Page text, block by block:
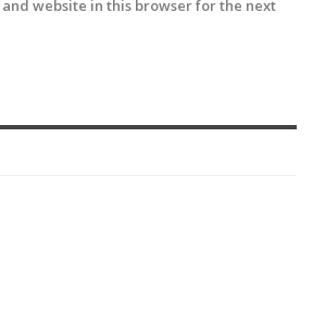
and website in this browser for the next